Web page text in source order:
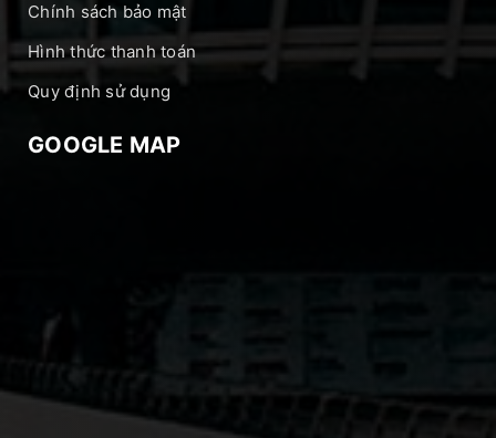
Chính sách bảo mật
Hình thức thanh toán
Quy định sử dụng
GOOGLE MAP